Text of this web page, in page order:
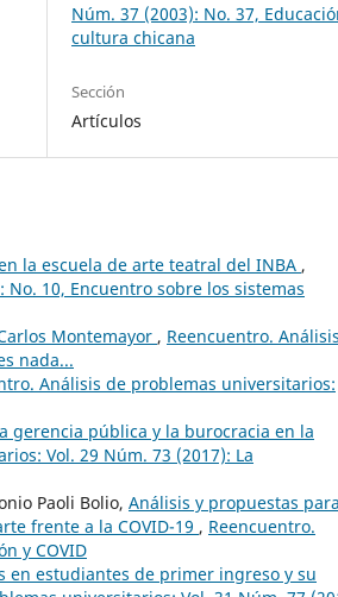
Núm. 37 (2003): No. 37,
cultura chicana
Sección
Artículos
la escuela de arte teatral del INBA ,
10, Encuentro sobre los sistemas
Montemayor , Reencuentro.
nada...
Análisis de problemas universitarios:
gerencia pública y la burocracia en la
Vol. 29 Núm. 73 (2017): La
Paoli Bolio, Análisis y propuestas
frente a la COVID-19 , Reencuentro.
y COVID
en estudiantes de primer ingreso y su